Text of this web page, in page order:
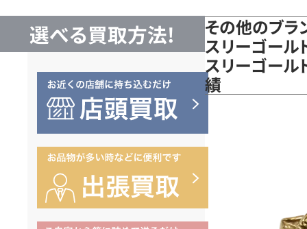
選べる買取方法!
その他のブラ
スリーゴール
スリーゴール
績